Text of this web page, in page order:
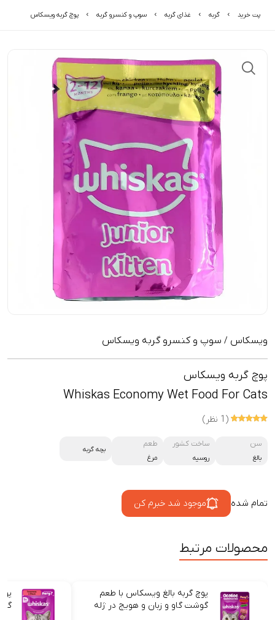
پت خرید گربه غذای گربه سوپ و کنسرو گربه پوچ گربه ویسکاس
ویسکاس / سوپ و کنسرو گربه ویسکاس
پوچ گربه ویسکاس
Whiskas Economy Wet Food For Cats
(1 نظر)
سن
بالغ
ساخت کشور
روسیه
طعم
مرغ
بچه گربه
تمام شده موجود شد خبرم کن
محصولات مرتبط
پوچ گربه بالغ ویسکاس با طعم
گوشت گاو و زبان و هویج در ژله